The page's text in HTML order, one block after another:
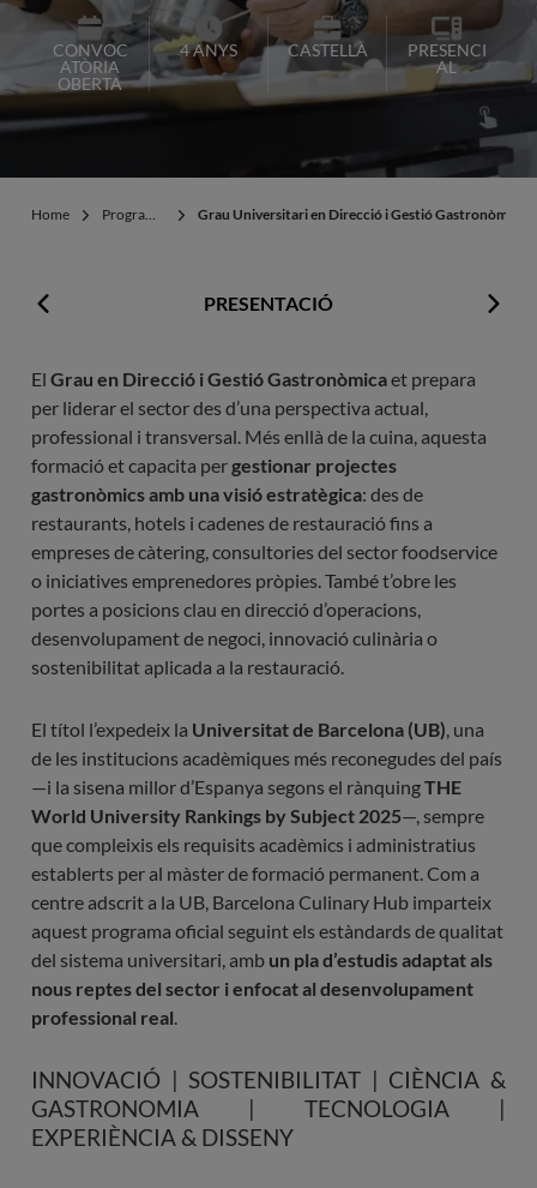
CONVOC
ATÒRIA
OBERTA
4 ANYS CASTELLÀ
PRESENCI
AL
Home Grau Universitari en Direcció i Gestió Gastronòmica
PRESENTACIÓ
El Grau en Direcció i Gestió Gastronòmicaet prepara
per liderar el sector des d’una perspectiva actual,
professional i transversal. Més enllà de la cuina, aquesta
formació et capacita pergestionar projectes
gastronòmics amb una visió estratègica: des de
restaurants, hotels i cadenes de restauració fins a
empreses de càtering, consultories del sector foodservice
o iniciatives emprenedores pròpies. També t’obre les
portes a posicions clau en direcció d’operacions,
desenvolupament de negoci, innovació culinària o
sostenibilitat aplicada a la restauració.
El títol l’expedeix la Universitat de Barcelona (UB), una
de les institucions acadèmiques més reconegudes del país
—i la sisena millor d’Espanya segons el rànquingTHE
World University Rankings by Subject 2025—, sempre
que compleixis els requisits acadèmics i administratius
establerts per al màster de formació permanent. Com a
centre adscrit a la UB, Barcelona Culinary Hub imparteix
aquest programa oficial seguint els estàndards de qualitat
del sistema universitari, amb un pla d’estudis adaptat als
nous reptes del sector i enfocat al desenvolupament
professional real.
INNOVACIÓ | SOSTENIBILITAT | CIÈNCIA &
GASTRONOMIA | TECNOLOGIA |
EXPERIÈNCIA & DISSENY